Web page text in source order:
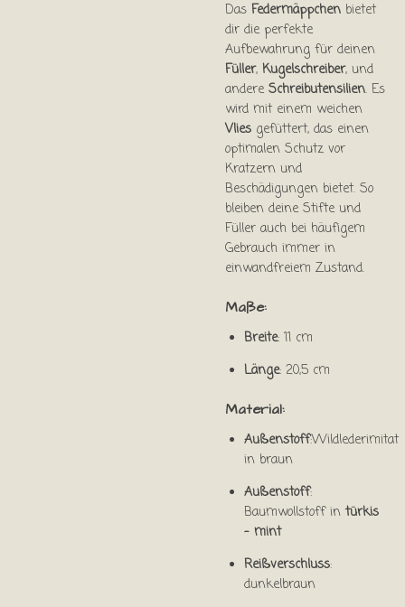
Das Federmäppchen bietet
dir die perfekte
Aufbewahrung für deinen
Füller, Kugelschreiber, und
andere Schreibutensilien. Es
wird mit einem weichen
Vlies gefüttert, das einen
optimalen Schutz vor
Kratzern und
Beschädigungen bietet. So
bleiben deine Stifte und
Füller auch bei häufigem
Gebrauch immer in
einwandfreiem Zustand.
Maße:
Breite: 11 cm
Länge: 20,5 cm
Material:
Außenstoff:Wildlederimitat
in braun
Außenstoff:
Baumwollstoff in türkis
- mint
Reißverschluss:
dunkelbraun